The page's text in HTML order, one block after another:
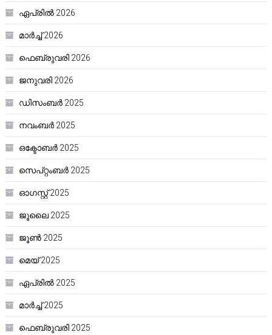
ഏപ്രിൽ 2026
മാർച്ച്‌ 2026
ഫെബ്രുവരി 2026
ജനുവരി 2026
ഡിസംബർ 2025
നവംബർ 2025
ഒക്ടോബർ 2025
സെപ്റ്റംബർ 2025
ഓഗസ്റ്റ്‌ 2025
ജൂലൈ 2025
ജൂൺ 2025
മെയ്‌ 2025
ഏപ്രിൽ 2025
മാർച്ച്‌ 2025
ഫെബ്രുവരി 2025